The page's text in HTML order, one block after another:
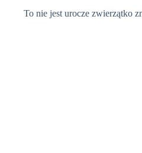
To nie jest urocze zwierzątko